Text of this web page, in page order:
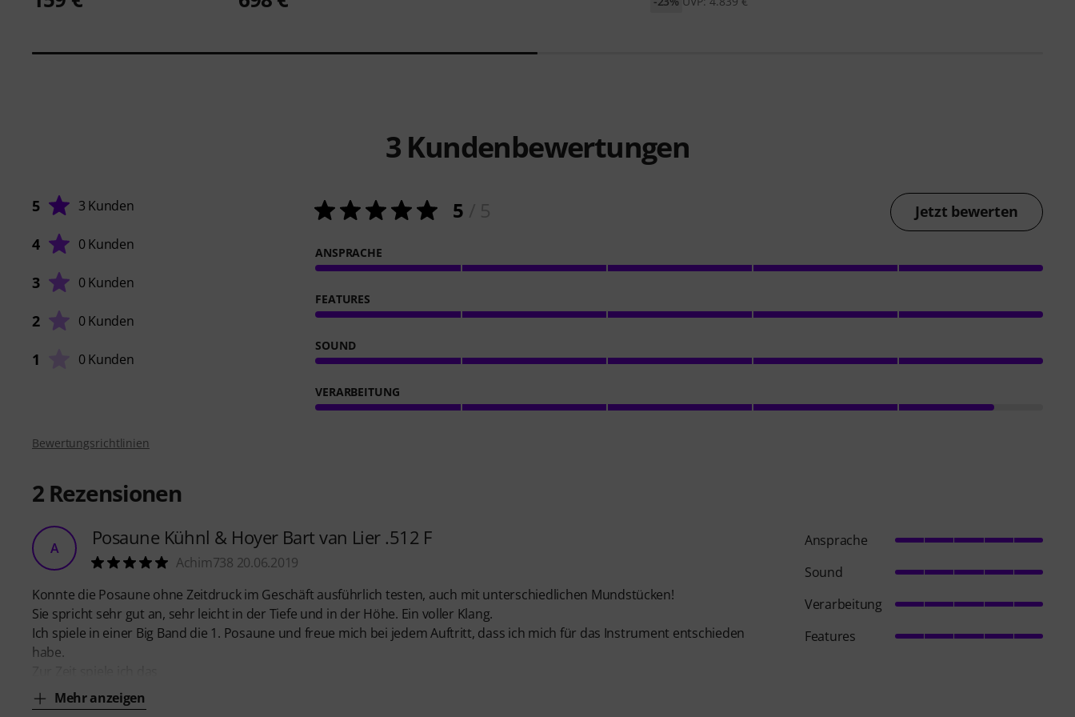
3 Kundenbewertungen
5 3 Kunden
4 0 Kunden
3 0 Kunden
2 0 Kunden
1 0 Kunden
5 Jetzt bewerten
ANSPRACHE
FEATURES
SOUND
VERARBEITUNG
Bewertungsrichtlinien
2 Rezensionen
A Posaune Kühnl & Hoyer Bart van Lier .512 F
Achim738 20.06.2019
Konnte die Posaune ohne Zeitdruck im Geschäft ausführlich testen, auch mit unterschiedlichen Mundstücken!
Sie spricht sehr gut an, sehr leicht in der Tiefe und in der Höhe. Ein voller Klang.
Ich spiele in einer Big Band die 1. Posaune und freue mich bei jedem Auftritt, dass ich mich für das Instrument entschieden
habe.
Mehr anzeigen
Ansprache
Sound
Verarbeitung
Features